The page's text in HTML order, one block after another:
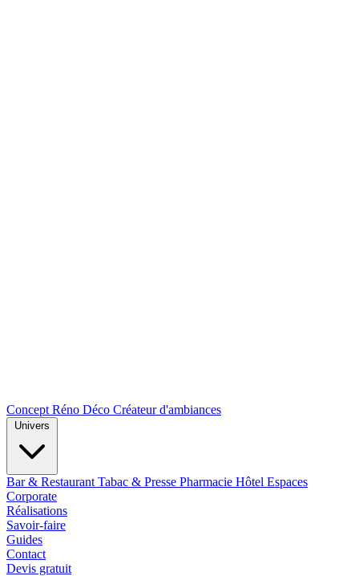
Concept Réno Déco Créateur d'ambiances
Bar & Restaurant Tabac & Presse Pharmacie Hôtel Espaces
Corporate
Réalisations
Savoir-faire
Guides
Contact
Devis gratuit